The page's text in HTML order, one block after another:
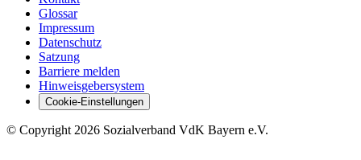
Glossar
Impressum
Datenschutz
Satzung
Barriere melden
Hinweisgebersystem
Cookie-Einstellungen
© Copyright 2026 Sozialverband VdK Bayern e.V.